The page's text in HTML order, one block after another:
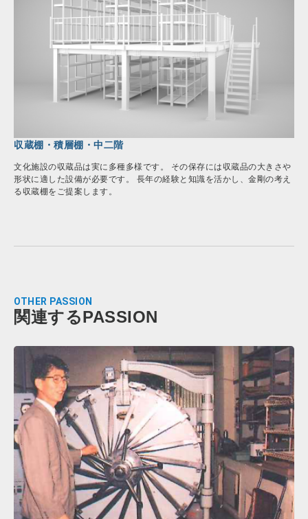
収蔵棚・積層棚・中二階
文化施設の収蔵品は実に多種多様です。 その保存には収蔵品の大きさや
形状に適した設備が必要です。 長年の経験と知識を活かし、金剛の考え
る収蔵棚をご提案します。
OTHER PASSION
関連するPASSION